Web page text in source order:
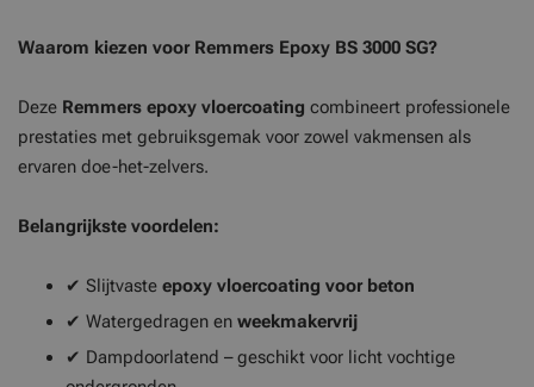
Waarom kiezen voor Remmers Epoxy BS 3000 SG?
Deze Remmers epoxy vloercoating combineert professionele
prestaties met gebruiksgemak voor zowel vakmensen als
ervaren doe-het-zelvers.
Belangrijkste voordelen:
✔ Slijtvaste epoxy vloercoating voor beton
✔ Watergedragen en weekmakervrij
✔ Dampdoorlatend – geschikt voor licht vochtige